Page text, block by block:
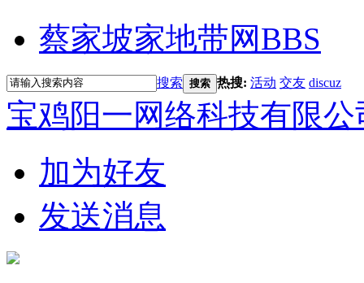
蔡家坡家地带网BBS
搜索 搜索 热搜: 活动 交友 discuz
宝鸡阳一网络科技有限公
加为好友
发送消息